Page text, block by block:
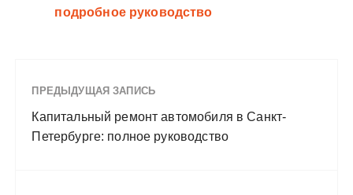
подробное руководство
ПРЕДЫДУЩАЯ ЗАПИСЬ
Капитальный ремонт автомобиля в Санкт-
Петербурге: полное руководство